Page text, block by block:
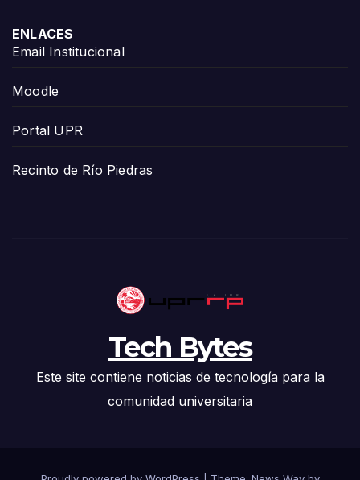
ENLACES
Email Institucional
Moodle
Portal UPR
Recinto de Río Piedras
Tech Bytes
Este site contiene noticias de tecnología para la
comunidad universitaria